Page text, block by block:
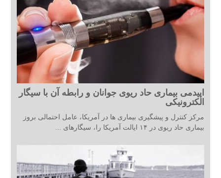
اپیدمی بیماری حاد ریوی جوانان و رابطه آن با سیگار
الکترونیکی
مرکز کنترل و پیشگیری بیماری ها در آمریکا، عامل احتمالی بروز
بیماری حاد ریوی در ۱۴ ایالت آمریکا را، سیگارهای ...